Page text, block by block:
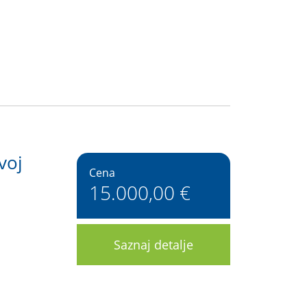
Cena
15.000,00 €
Saznaj detalje